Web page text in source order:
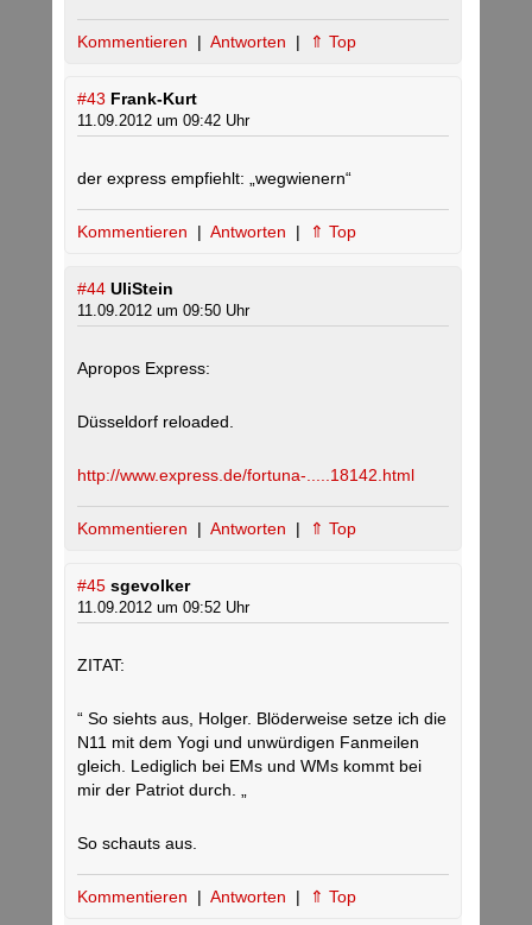
Kommentieren | Antworten | ⇑ Top
#43 Frank-Kurt
11.09.2012 um 09:42 Uhr
der express empfiehlt: „wegwienern“
Kommentieren | Antworten | ⇑ Top
#44 UliStein
11.09.2012 um 09:50 Uhr
Apropos Express:
Düsseldorf reloaded.
http://www.express.de/fortuna-.....18142.html
Kommentieren | Antworten | ⇑ Top
#45 sgevolker
11.09.2012 um 09:52 Uhr
ZITAT:
“ So siehts aus, Holger. Blöderweise setze ich die
N11 mit dem Yogi und unwürdigen Fanmeilen
gleich. Lediglich bei EMs und WMs kommt bei
mir der Patriot durch. „
So schauts aus.
Kommentieren | Antworten | ⇑ Top